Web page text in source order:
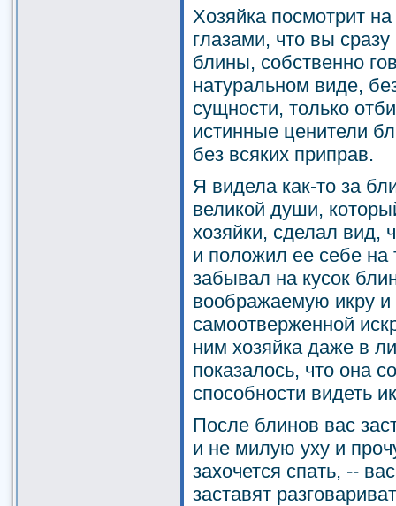
Хозяйка посмотрит
глазами, что вы
блины, собственно
натуральном виде,
сущности, только
истинные ценители
без всяких приправ.
Я видела как-то за
великой души,
хозяйки, сделал вид,
и положил ее себе на
забывал на кусок
воображаемую икру и
самоотверженной
ним хозяйка даже в
показалось, что она
способности видеть
После блинов вас
и не милую уху и
захочется спать, --
заставят